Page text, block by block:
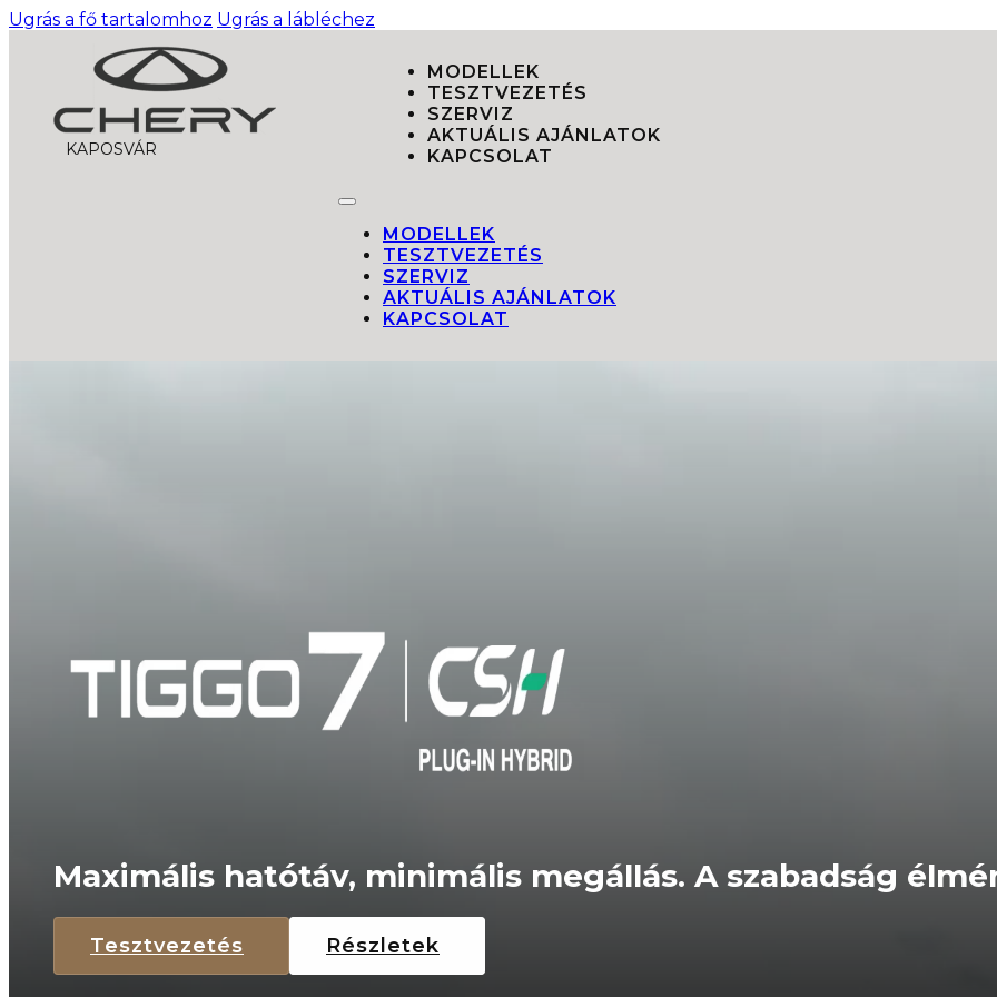
Ugrás a fő tartalomhoz Ugrás a lábléchez
KAPOSVÁR
MODELLEK
TESZTVEZETÉS
SZERVIZ
AKTUÁLIS AJÁNLATOK
KAPCSOLAT
MODELLEK
TESZTVEZETÉS
SZERVIZ
AKTUÁLIS AJÁNLATOK
KAPCSOLAT
Maximális hatótáv, minimális megállás. A szabadság
Tesztvezetés Részletek